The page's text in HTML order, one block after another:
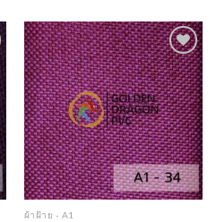
Add to
Wishlist
ผ้าฝ้าย - A1